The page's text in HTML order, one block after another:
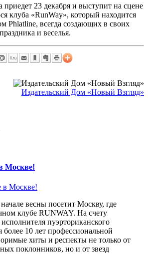
23 декабря и выступит на сцене
клуба «RunWay», который находится
Phlatline, всегда создающих в своих
и веселья.
Издательский Дом «Новый Взгляд»
Москве!
весны посетит Москву, где
клубе RUNWAY. На счету
пуэрториканского
10 лет профессиональной
хиты и респекты не только от
поклонников, но и от звезд